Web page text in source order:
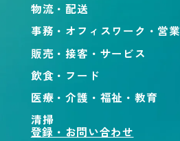
物流・配送
事務・オフィスワーク・営業
販売・接客・サービス
飲食・フード
医療・介護・福祉・教育
清掃
登録・お問い合わせ